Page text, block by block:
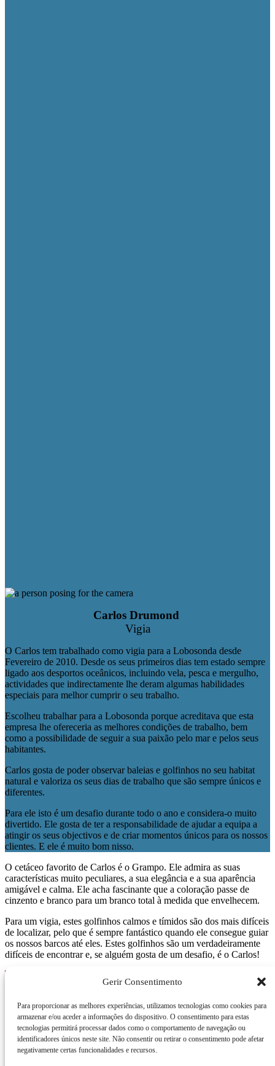
Gerir Consentimento
Para proporcionar as melhores experiências, utilizamos tecnologias como cookies para
armazenar e/ou aceder a informações do dispositivo. O consentimento para estas
tecnologias permitirá processar dados como o comportamento de navegação ou
identificadores únicos neste site. Não consentir ou retirar o consentimento pode afetar
negativamente certas funcionalidades e recursos.
Carlos Drumond
Vigia
O Carlos tem trabalhado como vigia para a Lobosonda desde
Fevereiro de 2010. Desde os seus primeiros dias tem estado sempre
ligado aos desportos oceânicos, incluindo vela, pesca e mergulho,
actividades que indirectamente lhe deram algumas habilidades
especiais para melhor cumprir o seu trabalho.
Escolheu trabalhar para a Lobosonda porque acreditava que esta
empresa lhe ofereceria as melhores condições de trabalho, bem
como a possibilidade de seguir a sua paixão pelo mar e pelos seus
habitantes.
Carlos gosta de poder observar baleias e golfinhos no seu habitat
natural e valoriza os seus dias de trabalho que são sempre únicos e
diferentes.
Para ele isto é um desafio durante todo o ano e considera-o muito
divertido. Ele gosta de ter a responsabilidade de ajudar a equipa a
atingir os seus objectivos e de criar momentos únicos para os nossos
clientes. E ele é muito bom nisso.
O cetáceo favorito de Carlos é o Grampo. Ele admira as suas
características muito peculiares, a sua elegância e a sua aparência
amigável e calma. Ele acha fascinante que a coloração passe de
cinzento e branco para um branco total à medida que envelhecem.
Para um vigia, estes golfinhos calmos e tímidos são dos mais difíceis
de localizar, pelo que é sempre fantástico quando ele consegue guiar
os nossos barcos até eles. Estes golfinhos são um verdadeiramente
difíceis de encontrar e, se alguém gosta de um desafio, é o Carlos!
Reserve já!
Equipa
Carlos Drumond